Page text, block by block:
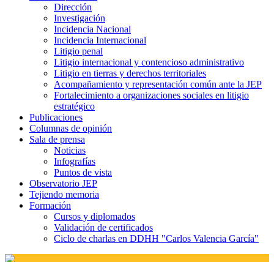
Dirección
Investigación
Incidencia Nacional
Incidencia Internacional
Litigio penal
Litigio internacional y contencioso administrativo
Litigio en tierras y derechos territoriales
Acompañamiento y representación común ante la JEP
Fortalecimiento a organizaciones sociales en litigio
estratégico
Publicaciones
Columnas de opinión
Sala de prensa
Noticias
Infografías
Puntos de vista
Observatorio JEP
Tejiendo memoria
Formación
Cursos y diplomados
Validación de certificados
Ciclo de charlas en DDHH "Carlos Valencia García"